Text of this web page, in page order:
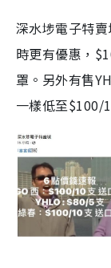
深水埗電子特
時更有優惠，
罩。另外有售
一樣低至$100/